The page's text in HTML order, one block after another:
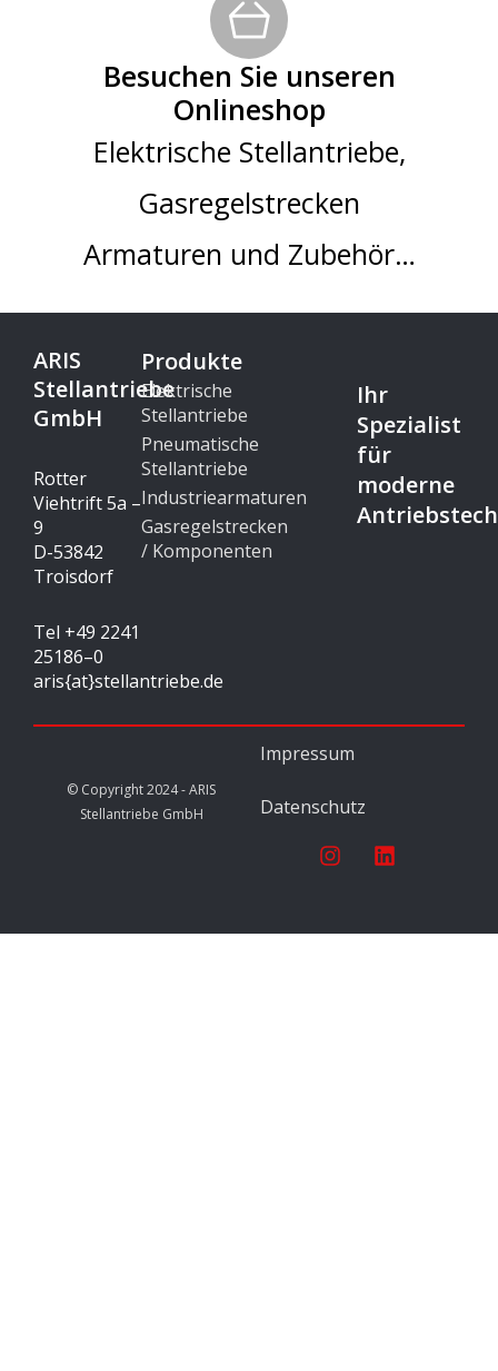
Besuchen Sie unseren
Onlineshop
Elektrische Stellantriebe,
Gasregelstrecken
Armaturen und Zubehör…
ARIS
Stellantriebe
GmbH
Rotter
Viehtrift 5a –
9
D-53842
Troisdorf
Tel +49 2241
25186–0
aris{at}stellantriebe.de
Produkte
Elektrische
Stellantriebe
Pneumatische
Stellantriebe
Industriearmaturen
Gasregelstrecken
/ Komponenten
Ihr
Spezialist
für
moderne
© Copyright 2024 - ARIS
Stellantriebe GmbH
I
n
a
L
i
e
Impressum
Datenschutz